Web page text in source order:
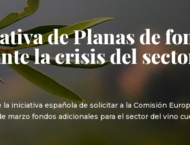
de Planas de
la crisis del
iniciativa española de solicitar a la Comisión
fondos adicionales para el sector del vino